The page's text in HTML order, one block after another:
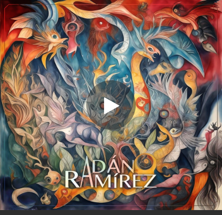
You're all set!
Monodia, una Voz en la Penumbra
Monodia, una Voz en la Penumbra
02:10
.